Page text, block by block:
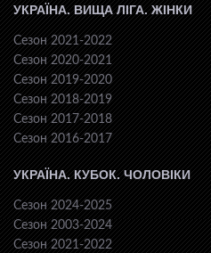
УКРАЇНА. ВИЩА ЛІГА. ЖІНКИ
Сезон 2021-2022
Сезон 2020-2021
Сезон 2019-2020
Сезон 2018-2019
Сезон 2017-2018
Сезон 2016-2017
УКРАЇНА. КУБОК. ЧОЛОВІКИ
Сезон 2024-2025
Сезон 2003-2024
Сезон 2021-2022